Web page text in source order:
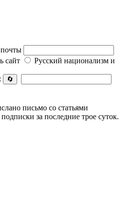
сайт
Русский национализм и
🔄
письмо со статьями
за последние трое суток.